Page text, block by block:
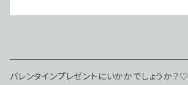
バレンタインプレゼントにいかかでしょうか？♡